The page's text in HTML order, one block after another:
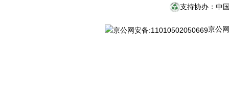
支持协办：中
京公